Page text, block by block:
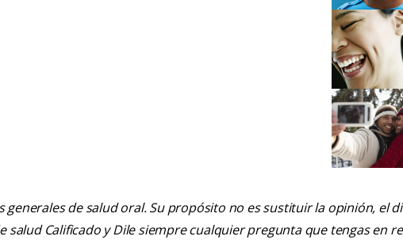
de salud oral. Su propósito no es sustituir la opinión, el
Calificado y Dile siempre cualquier pregunta que tengas en